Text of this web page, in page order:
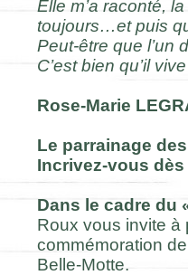
Elle m’a raconté,
toujours…et puis
Peut-être que l’un
C’est bien qu’il
Rose-Marie
Le parrainage
Incrivez-vous
Dans le cadre du
Roux vous invite à
commémoration
Belle-Motte.